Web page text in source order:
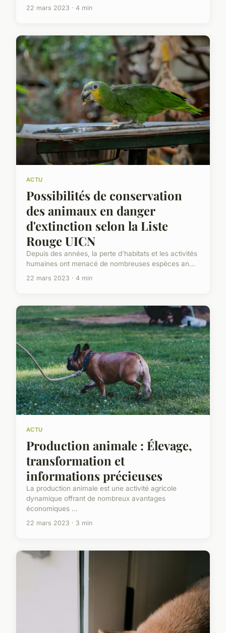
22 mars 2023 · 4 min
ACTU
Possibilités de conservation
des animaux en danger
d'extinction selon la Liste
Rouge UICN
Depuis des années, la perte d'habitats et les activités
humaines ont menacé de nombreuses espèces an...
22 mars 2023 · 4 min
ACTU
Production animale : Élevage,
transformation et
informations précieuses
La production animale est une activité agricole
dynamique offrant de nombreux avantages
économiques ...
22 mars 2023 · 3 min